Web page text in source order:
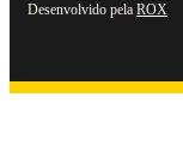
Desenvolvido pela ROX